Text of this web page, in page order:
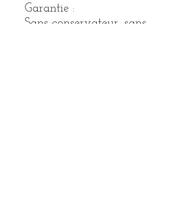
Garantie :
Sans conservateur, sans